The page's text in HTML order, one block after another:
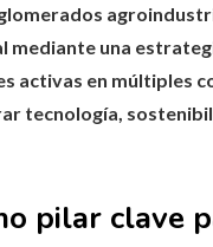
mediante una
activas en
tecnología,
pilar clave